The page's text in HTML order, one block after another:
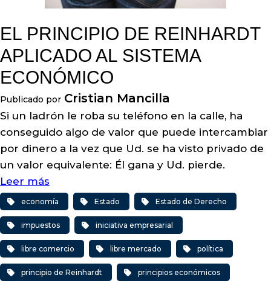
EL PRINCIPIO DE REINHARDT
APLICADO AL SISTEMA
ECONÓMICO
Publicado por Cristian Mancilla
Si un ladrón le roba su teléfono en la calle, ha
conseguido algo de valor que puede intercambiar
por dinero a la vez que Ud. se ha visto privado de
un valor equivalente: Él gana y Ud. pierde.
Leer más
economía Estado Estado de Derecho
impuestos iniciativa empresarial
libre comercio libre mercado política
principio de Reinhardt principios económicos